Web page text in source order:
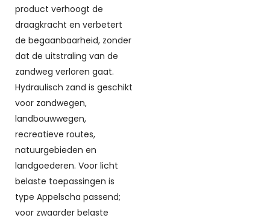
product verhoogt de
draagkracht en verbetert
de begaanbaarheid, zonder
dat de uitstraling van de
zandweg verloren gaat.
Hydraulisch zand is geschikt
voor zandwegen,
landbouwwegen,
recreatieve routes,
natuurgebieden en
landgoederen. Voor licht
belaste toepassingen is
type Appelscha passend;
voor zwaarder belaste